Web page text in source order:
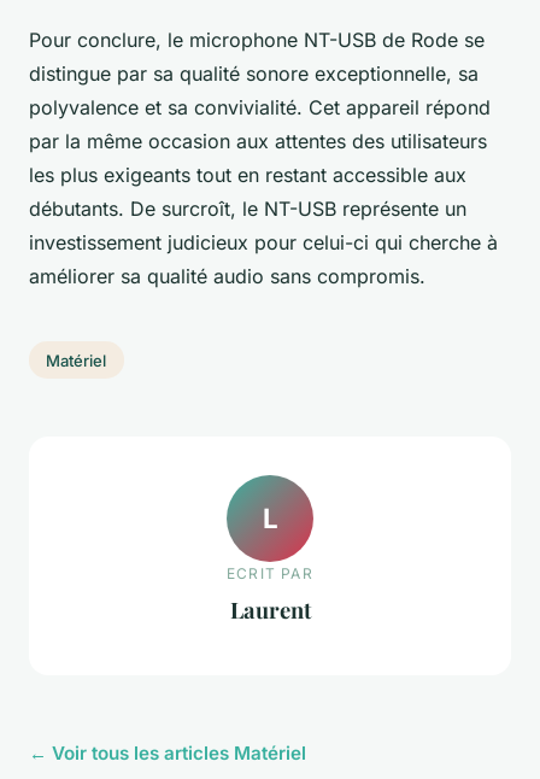
Pour conclure, le microphone NT-USB de Rode se
distingue par sa qualité sonore exceptionnelle, sa
polyvalence et sa convivialité. Cet appareil répond
par la même occasion aux attentes des utilisateurs
les plus exigeants tout en restant accessible aux
débutants. De surcroît, le NT-USB représente un
investissement judicieux pour celui-ci qui cherche à
améliorer sa qualité audio sans compromis.
Matériel
L
ECRIT PAR
Laurent
← Voir tous les articles Matériel